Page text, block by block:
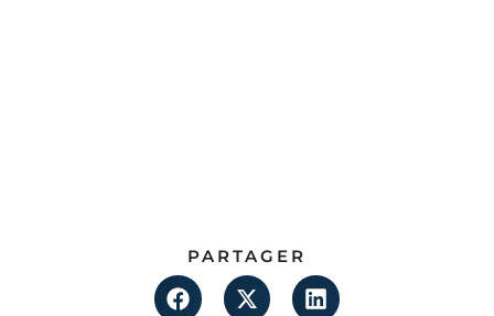
PARTAGER